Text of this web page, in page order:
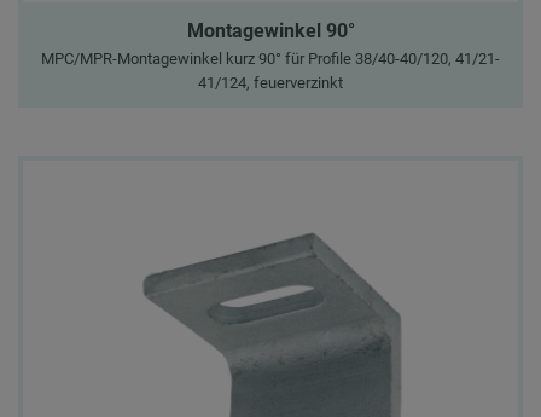
Montagewinkel 90°
MPC/MPR-Montagewinkel kurz 90° für Profile 38/40-40/120, 41/21-
41/124, feuerverzinkt